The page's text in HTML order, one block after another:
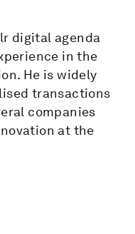
digital agenda
in the
He is widely
transactions
companies
at the